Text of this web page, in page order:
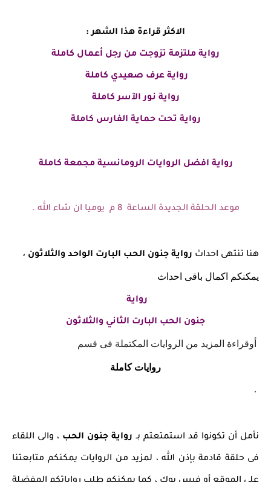
الاكثر قراءة هذا الشهر :
رواية ملتزمة تزوجت من رجل أعمال كاملة
رواية عرف صعيدي كاملة
رواية نور الآسر كاملة
رواية تحت حماية الفارس كاملة
رواية افضل الروايات الرومانسية مجمعة كاملة
موعد الحلقة الجديدة الساعة 8 م يوميا ان شاء الله .
هنا تنتهى احداث رواية جنون الحب البارت الواحد والثلاثون ،
يمكنكم اكمال باقى احداث
رواية
جنون الحب البارت الثاني والثلاثون
أوقراءة المزيد من الروايات المكتملة فى قسم
روايات كاملة
.
نأمل أن تكونوا قد استمتعتم بـ رواية جنون الحب ، والى اللقاء
فى حلقة قادمة بإذن الله ، لمزيد من الروايات يمكنكم متابعتنا